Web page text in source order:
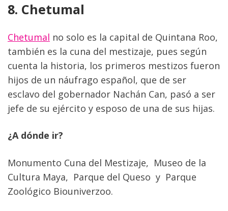
8. Chetumal
Chetumal no solo es la capital de Quintana Roo,
también es la cuna del mestizaje, pues según
cuenta la historia, los primeros mestizos fueron
hijos de un náufrago español, que de ser
esclavo del gobernador Nachán Can, pasó a ser
jefe de su ejército y esposo de una de sus hijas.
¿A dónde ir?
Monumento Cuna del Mestizaje,  Museo de la
Cultura Maya,  Parque del Queso  y  Parque
Zoológico Biouniverzoo.